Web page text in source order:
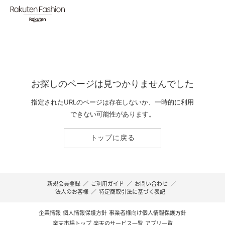
お探しのページは見つかりませんでした
指定されたURLのページは存在しないか、一時的に利用
できない可能性があります。
トップに戻る
新規会員登録 ／ ご利用ガイド ／ お問い合わせ ／
法人のお客様 ／ 特定商取引法に基づく表記
企業情報 個人情報保護方針 事業者様向け個人情報保護方針
楽天市場トップ 楽天のサービス一覧 アプリ一覧